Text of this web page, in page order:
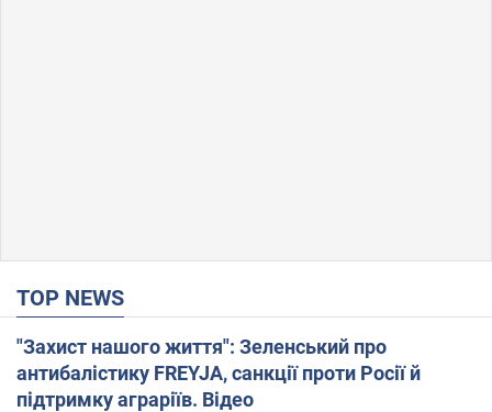
TOP NEWS
"Захист нашого життя": Зеленський про
антибалістику FREYJA, санкції проти Росії й
підтримку аграріїв. Відео